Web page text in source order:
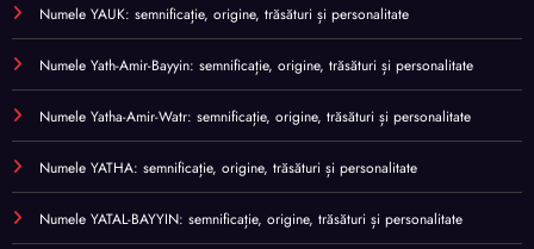
Numele YAUK: semnificație, origine, trăsături și personalitate
Numele Yath-Amir-Bayyin: semnificație, origine, trăsături și personalitate
Numele Yatha-Amir-Watr: semnificație, origine, trăsături și personalitate
Numele YATHA: semnificație, origine, trăsături și personalitate
Numele YATAL-BAYYIN: semnificație, origine, trăsături și personalitate